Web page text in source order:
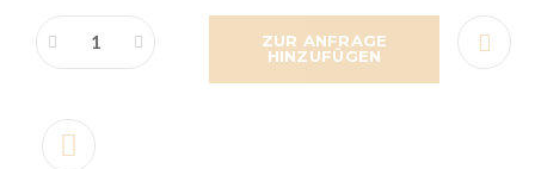
ZUR ANFRAGE
HINZUFÜGEN